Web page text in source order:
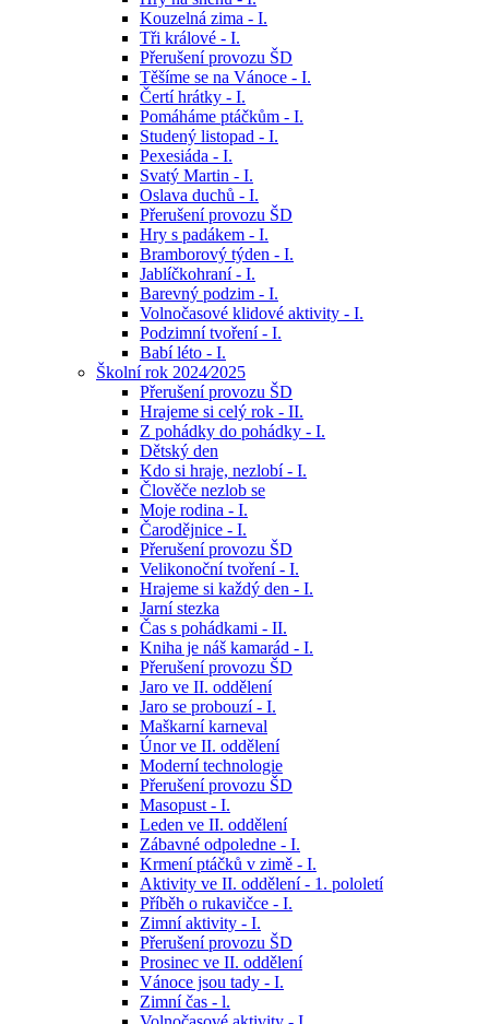
Kouzelná zima - I.
Tři králové - I.
Přerušení provozu ŠD
Těšíme se na Vánoce - I.
Čertí hrátky - I.
Pomáháme ptáčkům - I.
Studený listopad - I.
Pexesiáda - I.
Svatý Martin - I.
Oslava duchů - I.
Přerušení provozu ŠD
Hry s padákem - I.
Bramborový týden - I.
Jablíčkohraní - I.
Barevný podzim - I.
Volnočasové klidové aktivity - I.
Podzimní tvoření - I.
Babí léto - I.
Školní rok 2024⁄2025
Přerušení provozu ŠD
Hrajeme si celý rok - II.
Z pohádky do pohádky - I.
Dětský den
Kdo si hraje, nezlobí - I.
Člověče nezlob se
Moje rodina - I.
Čarodějnice - I.
Přerušení provozu ŠD
Velikonoční tvoření - I.
Hrajeme si každý den - I.
Jarní stezka
Čas s pohádkami - II.
Kniha je náš kamarád - I.
Přerušení provozu ŠD
Jaro ve II. oddělení
Jaro se probouzí - I.
Maškarní karneval
Únor ve II. oddělení
Moderní technologie
Přerušení provozu ŠD
Masopust - I.
Leden ve II. oddělení
Zábavné odpoledne - I.
Krmení ptáčků v zimě - I.
Aktivity ve II. oddělení - 1. pololetí
Příběh o rukavičce - I.
Zimní aktivity - I.
Přerušení provozu ŠD
Prosinec ve II. oddělení
Vánoce jsou tady - I.
Zimní čas - l.